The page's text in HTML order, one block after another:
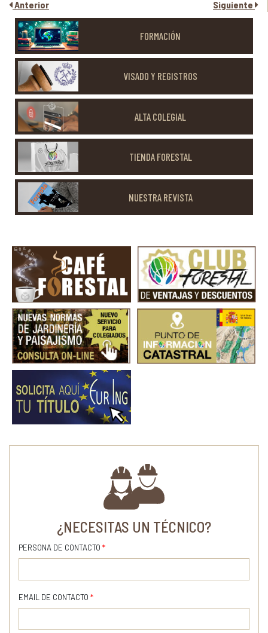
Anterior Siguiente
FORMACIÓN
VISADO Y REGISTROS
ALTA COLEGIAL
TIENDA FORESTAL
NUESTRA REVISTA
¿NECESITAS UN TÉCNICO?
PERSONA DE CONTACTO *
EMAIL DE CONTACTO *